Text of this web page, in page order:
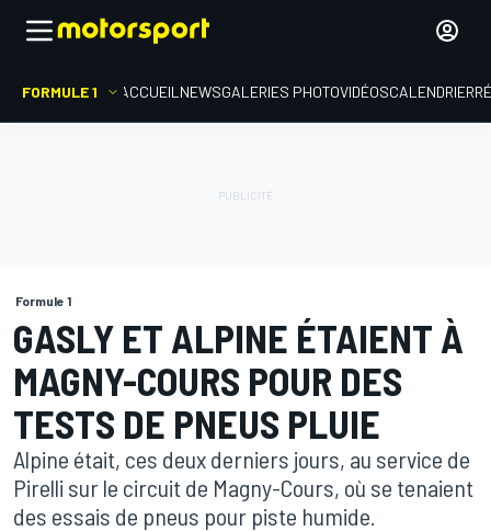
FORMULE 1 ACCUEIL NEWSGALERIES PHOTOVIDÉOSCALENDRIER
Formule 1
GASLY ET ALPINE ÉTAIENT À
MAGNY-COURS POUR DES
TESTS DE PNEUS PLUIE
Alpine était, ces deux derniers jours, au service de
Pirelli sur le circuit de Magny-Cours, où se tenaient
des essais de pneus pour piste humide.